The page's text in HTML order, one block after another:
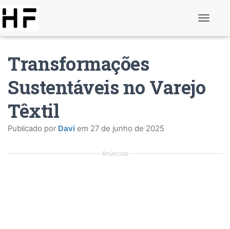
r
d
a
Transformações
Sustentáveis no Varejo
Têxtil
Publicado por Davi em 27 de junho de 2025
Anúncios